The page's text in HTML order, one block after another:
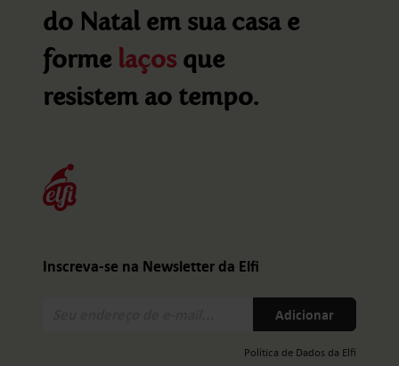
do Natal em sua casa e
forme laçosque
resistem ao tempo.
Inscreva-se na Newsletter da Elfi
Adicionar
Política de Dados da Elfi